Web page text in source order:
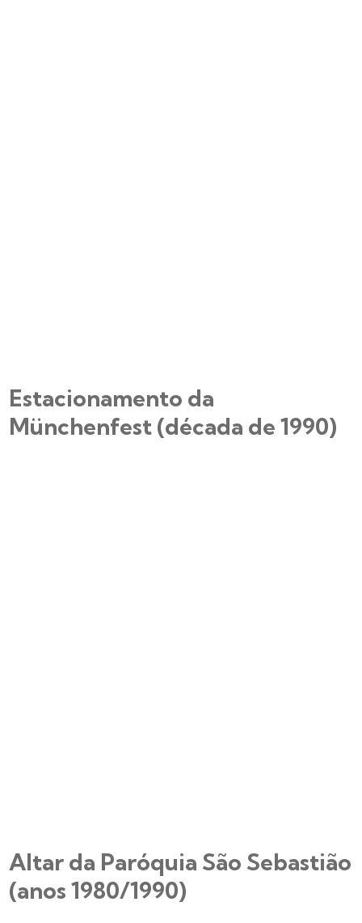
Estacionamento da
Münchenfest (década de 1990)
Altar da Paróquia São Sebastião
(anos 1980/1990)